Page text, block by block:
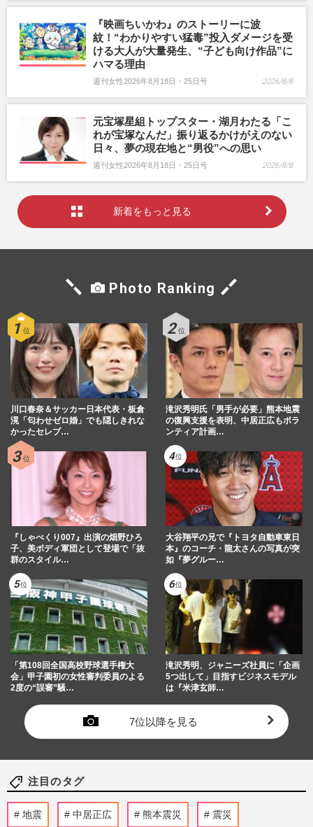
『映画ちいかわ』のストーリーに波
紋！“わかりやすい猛毒”投入ダメージを受
ける大人が大量発生、“子ども向け作品”に
ハマる理由
週刊女性2026年8月18日・25日号 2026/8/8
元宝塚星組トップスター・湖月わたる「こ
れが宝塚なんだ」振り返るかけがえのない
日々、夢の現在地と“男役”への思い
週刊女性2026年8月18日・25日号 2026/8/8
新着をもっと見る
Photo Ranking
川口春奈＆サッカー日本代表・板倉
滉「匂わせゼロ婚」でも隠しきれな
かったセレブ…
滝沢秀明氏「男手が必要」熊本地震
の復興支援を表明、中居正広もボラ
ンティア計画…
『しゃべくり007』出演の畑野ひろ
子、美ボディ軍団として登場で「抜
群のスタイル…
大谷翔平の兄で『トヨタ自動車東日
本』のコーチ・龍太さんの写真が突
如『夢グルー…
「第108回全国高校野球選手権大
会」甲子園初の女性審判委員のよる
2度の“誤審”騒…
滝沢秀明、ジャニーズ社員に「企画
5つ出して」目指すビジネスモデル
は『米津玄師…
7位以降を見る
注目のタグ
地震 中居正広 熊本震災 震災